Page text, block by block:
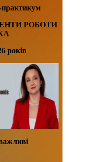
практикум
РОБОТИ
років